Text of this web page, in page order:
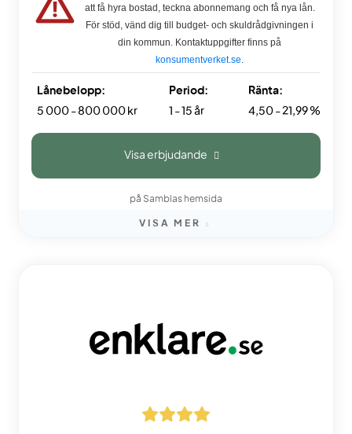
att få hyra bostad, teckna abonnemang och få nya lån.
För stöd, vänd dig till budget- och skuldrådgivningen i
din kommun. Kontaktuppgifter finns på
konsumentverket.se.
Lånebelopp:
5 000 - 800 000 kr
Period:
1 - 15 år
Ränta:
4,50 - 21,99 %
Visa erbjudande
på Samblas hemsida
VISA MER